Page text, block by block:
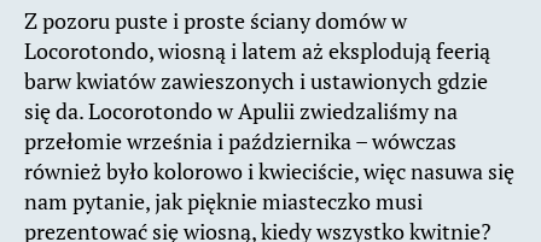
Z pozoru puste i proste ściany domów w
Locorotondo, wiosną i latem aż eksplodują feerią
barw kwiatów zawieszonych i ustawionych gdzie
się da. Locorotondo w Apulii zwiedzaliśmy na
przełomie września i października – wówczas
również było kolorowo i kwieciście, więc nasuwa się
nam pytanie, jak pięknie miasteczko musi
prezentować się wiosną, kiedy wszystko kwitnie?